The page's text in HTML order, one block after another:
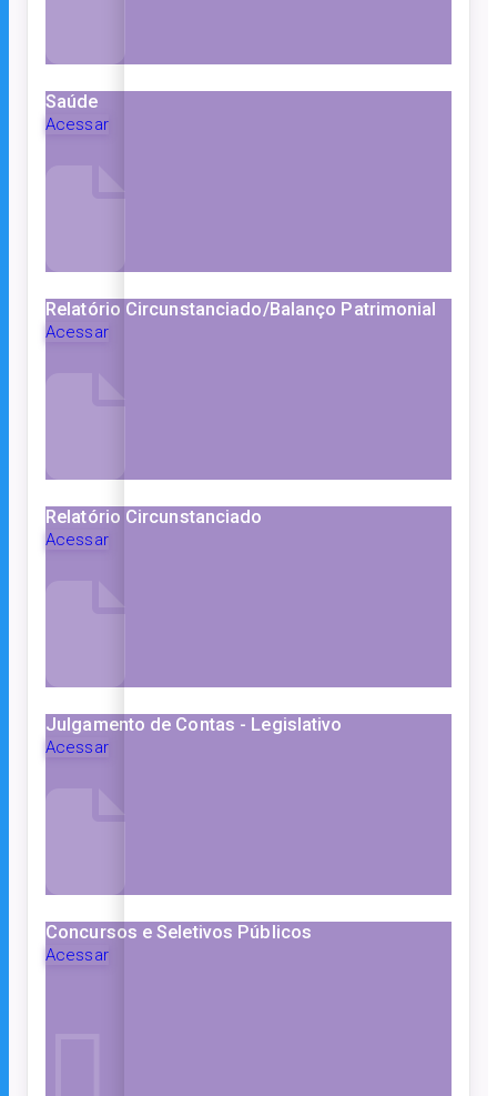
Saúde
Acessar
Relatório Circunstanciado/Balanço Patrimonial
Acessar
Relatório Circunstanciado
Acessar
Julgamento de Contas - Legislativo
Acessar
Concursos e Seletivos Públicos
Acessar